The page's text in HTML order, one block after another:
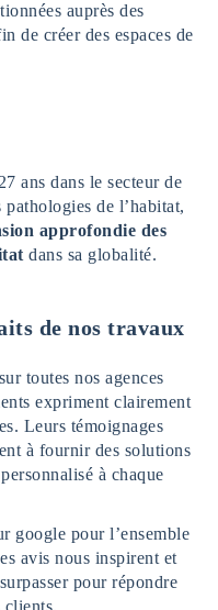
auprès des
de créer des espaces de
ans dans le secteur de
de l’habitat,
approfondie des
dans sa globalité.
de nos travaux
toutes nos agences
expriment clairement
Leurs témoignages
à fournir des solutions
à chaque
google pour l’ensemble
avis nous inspirent et
pour répondre
clients.